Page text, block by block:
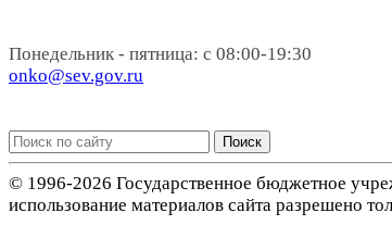
Понедельник - пятница: с 08:00-19:30
onko@sev.gov.ru
Поиск
© 1996-2026 Государственное бюджетное
использование материалов сайта разрешено